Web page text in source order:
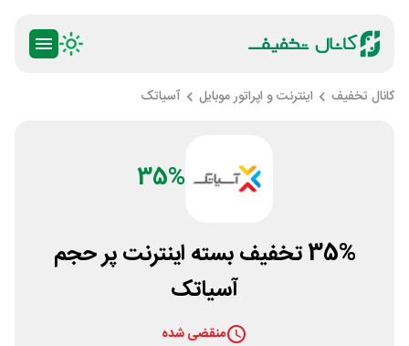
کانال تخفیف اینترنت و اپراتور موبایل آسیاتک
35%
35% تخفیف بسته اینترنت پر حجم
آسیاتک
منقضی شده